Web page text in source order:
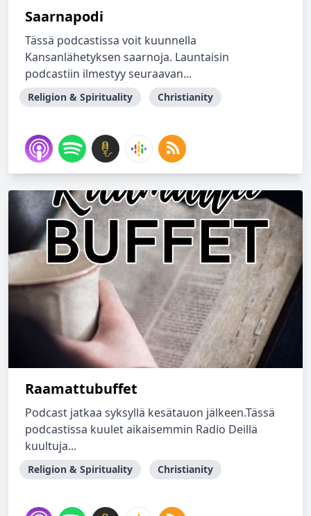
Saarnapodi
Tässä podcastissa voit kuunnella
Kansanlähetyksen saarnoja. Launtaisin
podcastiin ilmestyy seuraavan...
Religion & Spirituality Christianity
Raamattubuffet
Podcast jatkaa syksyllä kesätauon jälkeen.Tässä
podcastissa kuulet aikaisemmin Radio Deillä
kuultuja...
Religion & Spirituality Christianity